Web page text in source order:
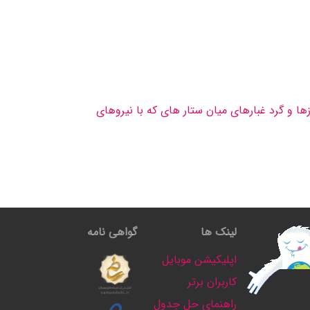
و گرد غبارهای میان ستار های که با نیروهای
لینک ها
اپلیکیشن موبایل
کاربران برتر
راهنمای حل جدول
گواهی نامه